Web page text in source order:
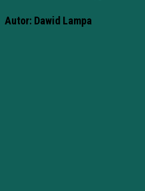
Autor: Dawid Lampa